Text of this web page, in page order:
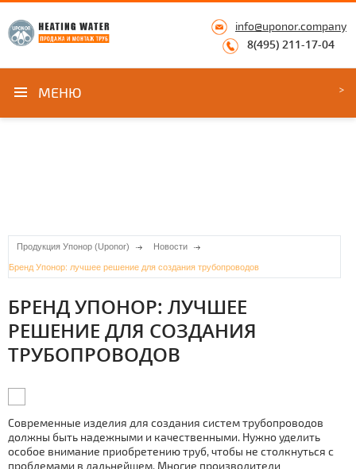
info@uponor.company
8(495) 211-17-04
МЕНЮ
Продукция Упонор (Uponor) Новости
Бренд Упонор: лучшее решение для создания трубопроводов
БРЕНД УПОНОР: ЛУЧШЕЕ
РЕШЕНИЕ ДЛЯ СОЗДАНИЯ
ТРУБОПРОВОДОВ
Современные изделия для создания систем трубопроводов
должны быть надежными и качественными. Нужно уделить
особое внимание приобретению труб, чтобы не столкнуться с
проблемами в дальнейшем. Многие производители